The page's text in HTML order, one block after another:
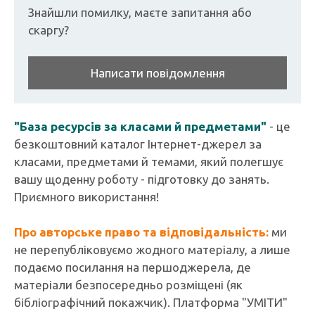
Знайшли помилку, маєте запитання або
скаргу?
Написати повідомлення
"База ресурсів за класами й предметами" - це
безкоштовний каталог Інтернет-джерел за
класами, предметами й темами, який полегшує
вашу щоденну роботу - підготовку до занять.
Приємного використання!
Про авторське право та відповідальність: ми
не перепубліковуємо жодного матеріалу, а лише
подаємо посилання на першоджерела, де
матеріали безпосередньо розміщені (як
бібліографічний покажчик). Платформа "УМІТИ"